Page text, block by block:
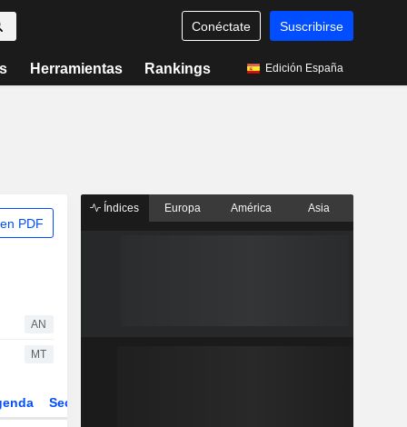
Conéctate Suscribirse
Herramientas Rankings Edición España
PDF
AN
MT
Sector
Índices Europa América Asia